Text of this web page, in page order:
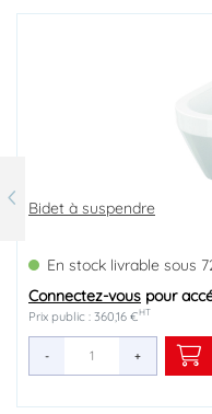
Bidet à suspendre
En stock livrable sous
Connectez-vous pour
Prix public : 360,16 €HT
- +
Bâti-support de bidet mural
En stock livrable sous
Connectez-vous pour
Prix public : 238,87 €HT
- +